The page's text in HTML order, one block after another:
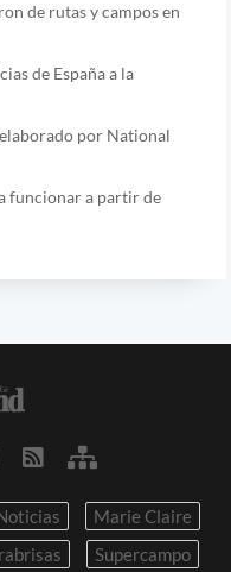
de rutas y campos en
de España a la
por National
funcionar a partir de
Marie Claire
Supercampo